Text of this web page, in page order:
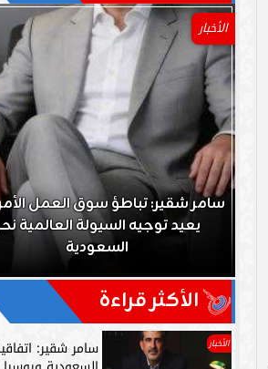
الأخبار
سامر شقير: نمو صناديق الاستثمار
دليل حي على نجاح رؤية 2030...
الأكثر قراءة
الأخبار سامر شقير: